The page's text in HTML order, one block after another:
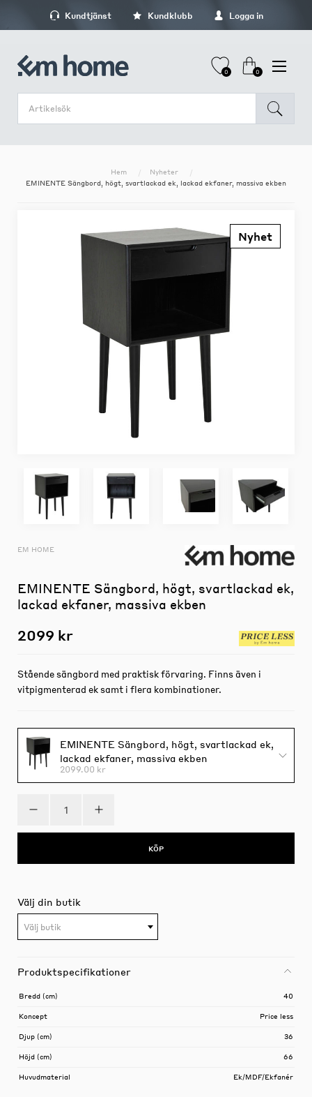
Kundtjänst Kundklubb Logga in
0 0
Hem
Nyheter
EMINENTE Sängbord, högt, svartlackad ek, lackad ekfaner, massiva ekben
Nyhet
EM HOME
EMINENTE Sängbord, högt, svartlackad ek,
lackad ekfaner, massiva ekben
2099 kr
Stående sängbord med praktisk förvaring. Finns även i
vitpigmenterad ek samt i flera kombinationer.
EMINENTE Sängbord, högt, svartlackad ek,
lackad ekfaner, massiva ekben
2099.00 kr
KÖP
Välj din butik
Välj butik
Produktspecifikationer
Bredd (cm) 40
Koncept Price less
Djup (cm) 36
Höjd (cm) 66
Huvudmaterial Ek/MDF/Ekfanér